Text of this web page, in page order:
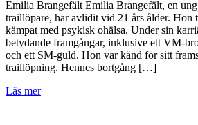
Emilia Brangefält Emilia Brangefält, en
traillöpare, har avlidit vid 21 års ålder. Hon
kämpat med psykisk ohälsa. Under sin
betydande framgångar, inklusive ett VM-
och ett SM-guld. Hon var känd för sitt
traillöpning. Hennes bortgång […]
Läs mer